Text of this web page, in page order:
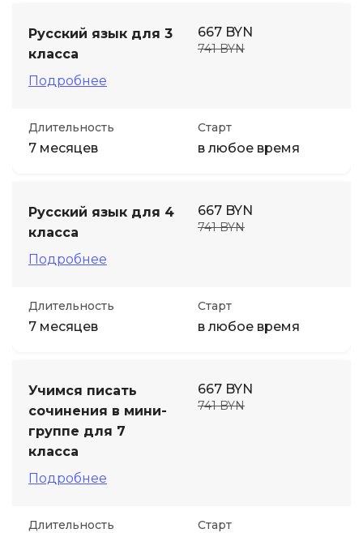
Русский язык для 3
класса
Подробнее
667 BYN
741 BYN
Длительность
7 месяцев
Старт
в любое время
Русский язык для 4
класса
Подробнее
667 BYN
741 BYN
Длительность
7 месяцев
Старт
в любое время
Учимся писать
сочинения в мини-
группе для 7
класса
Подробнее
667 BYN
741 BYN
Длительность Старт